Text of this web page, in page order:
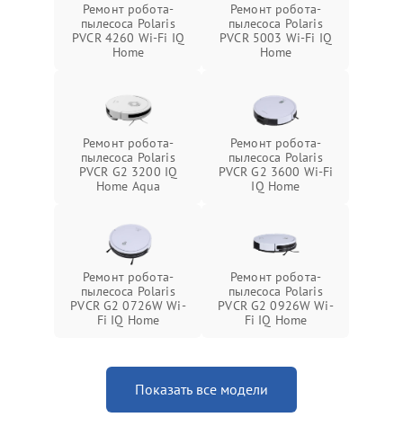
Ремонт робота-
пылесоса Polaris
PVCR 4260 Wi-Fi IQ
Home
Ремонт робота-
пылесоса Polaris
PVCR 5003 Wi-Fi IQ
Home
Ремонт робота-
пылесоса Polaris
PVCR G2 3200 IQ
Home Aqua
Ремонт робота-
пылесоса Polaris
PVCR G2 3600 Wi-Fi
IQ Home
Ремонт робота-
пылесоса Polaris
PVCR G2 0726W Wi-
Fi IQ Home
Ремонт робота-
пылесоса Polaris
PVCR G2 0926W Wi-
Fi IQ Home
Показать все модели